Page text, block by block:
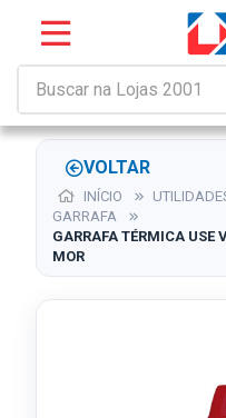
VOLTAR
INÍCIO
GARRAFA
GARRAFA TÉRMICA USE
MOR